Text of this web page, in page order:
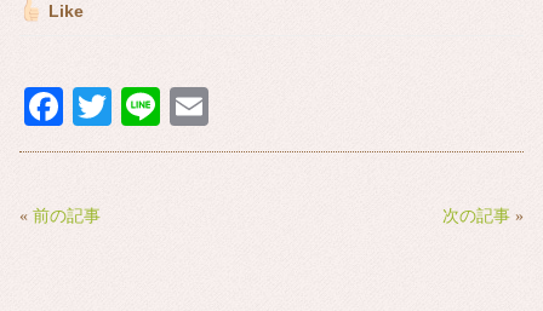
Like
Fa
ce
ok
T
wi
Li
ne m
« 前の記事 次の記事 »